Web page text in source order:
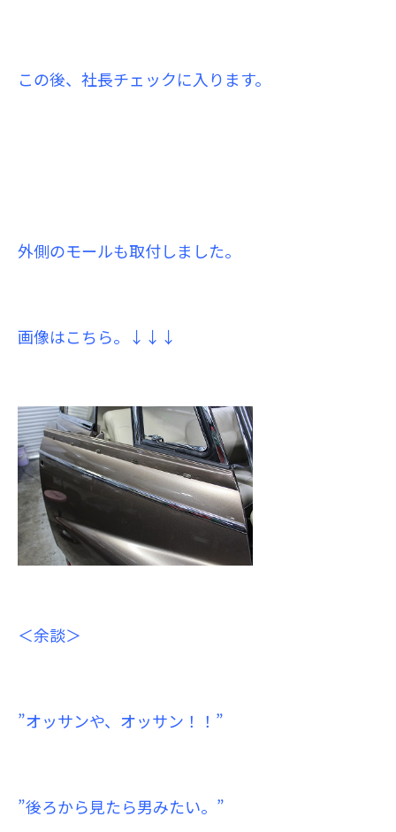
この後、社長チェックに入ります。
外側のモールも取付しました。
画像はこちら。↓↓↓
＜余談＞
”オッサンや、オッサン！！”
”後ろから見たら男みたい。”